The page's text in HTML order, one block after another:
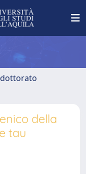
dottorato
della
tau